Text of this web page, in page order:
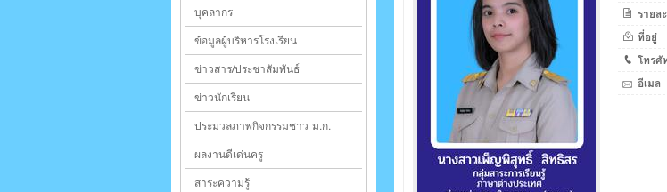
รายล
ที่อยู่
โทรศั
อีเมล
บุคลากร
ข้อมูลผู้บริหารโรงเรียน
ข่าวสาร/ประชาสัมพันธ์
ข่าวนักเรียน
ประมวลภาพกิจกรรมชาว ม.ก.
ผลงานดีเด่นครู
สาระความรู้